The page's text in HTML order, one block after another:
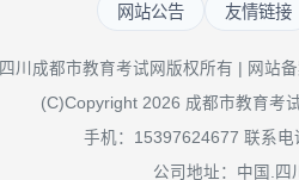
网站公告 友情链接
四川成都市教育考试网版权所有 | 网站备
(C)Copyright 2026 成都市教育考
手机：15397624677 联系
公司地址：中国.四